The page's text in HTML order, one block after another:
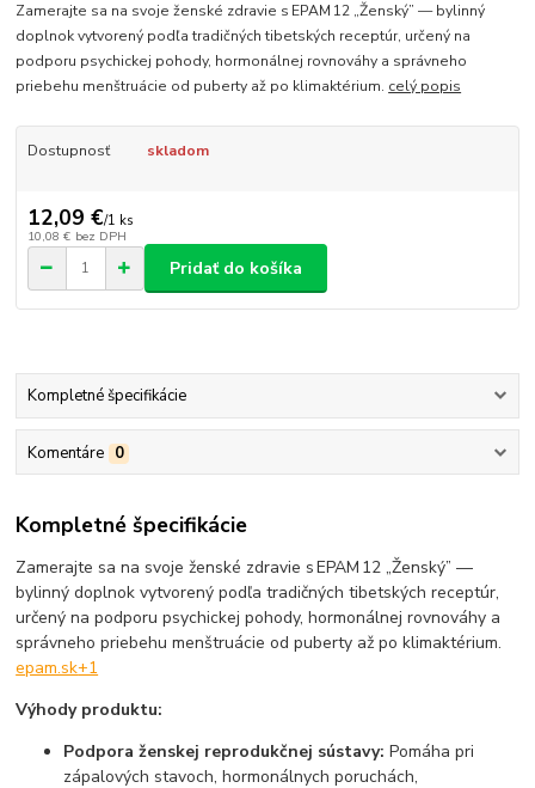
Zamerajte sa na svoje ženské zdravie s EPAM 12 „Ženský” — bylinný
doplnok vytvorený podľa tradičných tibetských receptúr, určený na
podporu psychickej pohody, hormonálnej rovnováhy a správneho
priebehu menštruácie od puberty až po klimaktérium. celý popis
Dostupnosť skladom
12,09 €/1 ks
10,08 € bez DPH
Pridať do košíka
Kompletné špecifikácie
Komentáre 0
Kompletné špecifikácie
Zamerajte sa na svoje ženské zdravie s EPAM 12 „Ženský” —
bylinný doplnok vytvorený podľa tradičných tibetských receptúr,
určený na podporu psychickej pohody, hormonálnej rovnováhy a
správneho priebehu menštruácie od puberty až po klimaktérium.
epam.sk+1
Výhody produktu:
Podpora ženskej reprodukčnej sústavy: Pomáha pri
zápalových stavoch, hormonálnych poruchách,